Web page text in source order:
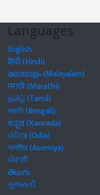
Languages
English
हिंदी (Hindi)
മലയാളം (Malayalam)
मराठी (Marathi)
தமிழ் (Tamil)
বাঙালি (Bengali)
ಕನ್ನಡ (Kannada)
ଓଡିଆ (Odia)
অসমীয়া (Asomiya)
ਪੰਜਾਬੀ
తెలుగు
ગુજરાતી